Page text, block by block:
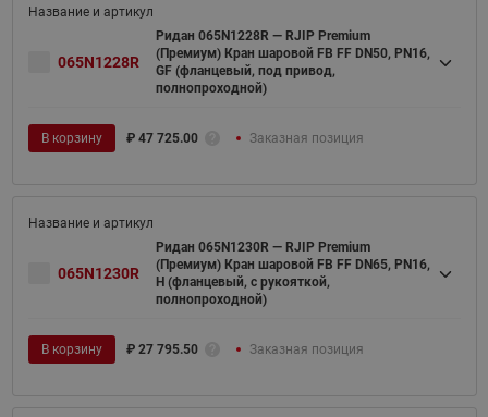
065N1228R
Ридан 065N1228R — RJIP Premium
(Премиум) Кран шаровой FB FF DN50, PN16,
GF (фланцевый, под привод,
полнопроходной)
В корзину ₽ 47 725.00 Заказная позиция
065N1230R
Ридан 065N1230R — RJIP Premium
(Премиум) Кран шаровой FB FF DN65, PN16,
H (фланцевый, с рукояткой,
полнопроходной)
В корзину ₽ 27 795.50 Заказная позиция